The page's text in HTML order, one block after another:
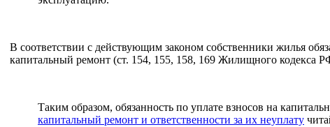
В соответствии с действующим законом собственники жилья
капитальный ремонт (ст. 154, 155, 158, 169 Жилищного кодекса
Таким образом, обязанность по уплате взносов на
капитальный ремонт и ответственности за их неуплату